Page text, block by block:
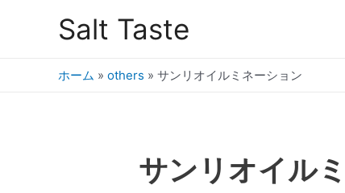
Salt Taste
ホーム » others » サンリオイルミネーション
サンリオイル